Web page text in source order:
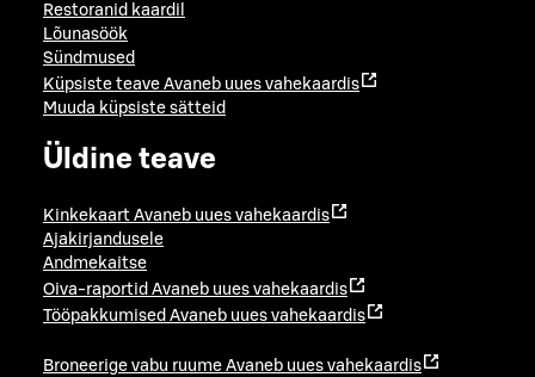
Restoranid kaardil
Lõunasöök
Sündmused
Küpsiste teave Avaneb uues vahekaardis
Muuda küpsiste sätteid
Üldine teave
Kinkekaart Avaneb uues vahekaardis
Ajakirjandusele
Andmekaitse
Oiva-raportid Avaneb uues vahekaardis
Tööpakkumised Avaneb uues vahekaardis
Broneerige vabu ruume Avaneb uues vahekaardis